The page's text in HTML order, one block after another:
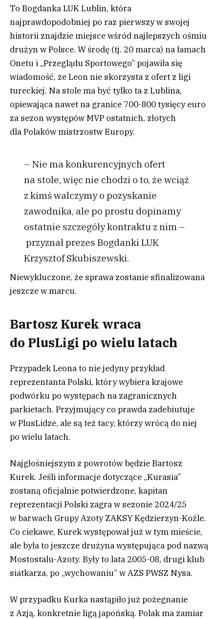
To Bogdanka LUK Lublin, która
najprawdopodobniej po raz pierwszy w swojej
historii znajdzie miejsce wśród najlepszych ośmiu
drużyn w Polsce. W środę (tj. 20 marca) na łamach
Onetu i „Przeglądu Sportowego” pojawiła się
wiadomość, że Leon nie skorzysta z ofert z ligi
tureckiej. Na stole ma być tylko ta z Lublina,
opiewająca nawet na granice 700-800 tysięcy euro
za sezon występów MVP ostatnich, złotych
dla Polaków mistrzostw Europy.
– Nie ma konkurencyjnych ofert
na stole, więc nie chodzi o to, że wciąż
z kimś walczymy o pozyskanie
zawodnika, ale po prostu dopinamy
ostatnie szczegóły kontraktu z nim –
przyznał prezes Bogdanki LUK
Krzysztof Skubiszewski.
Niewykluczone, że sprawa zostanie sfinalizowana
jeszcze w marcu.
Bartosz Kurek wraca
do PlusLigi po wielu latach
Przypadek Leona to nie jedyny przykład
reprezentanta Polski, który wybiera krajowe
podwórku po występach na zagranicznych
parkietach. Przyjmujący co prawda zadebiutuje
w PlusLidze, ale są też tacy, którzy wrócą do niej
po wielu latach.
Najgłośniejszym z powrotów będzie Bartosz
Kurek. Jeśli informacje dotyczące „Kurasia”
zostaną oficjalnie potwierdzone, kapitan
reprezentacji Polski zagra w sezonie 2024/25
w barwach Grupy Azoty ZAKSY Kędzierzyn-Koźle.
Co ciekawe, Kurek występował już w tym mieście,
ale była to jeszcze drużyna występująca pod nazwą
Mostostalu-Azoty. Były to lata 2005-08, drugi klub
siatkarza, po „wychowaniu” w AZS PWSZ Nysa.
W przypadku Kurka nastąpiło już pożegnanie
z Azją, konkretnie ligą japońską. Polak ma zamiar